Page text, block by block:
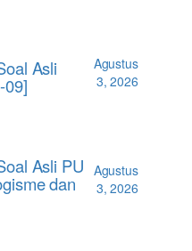
Asli
09]
Agustus
3, 2026
Asli PU
dan
Agustus
3, 2026